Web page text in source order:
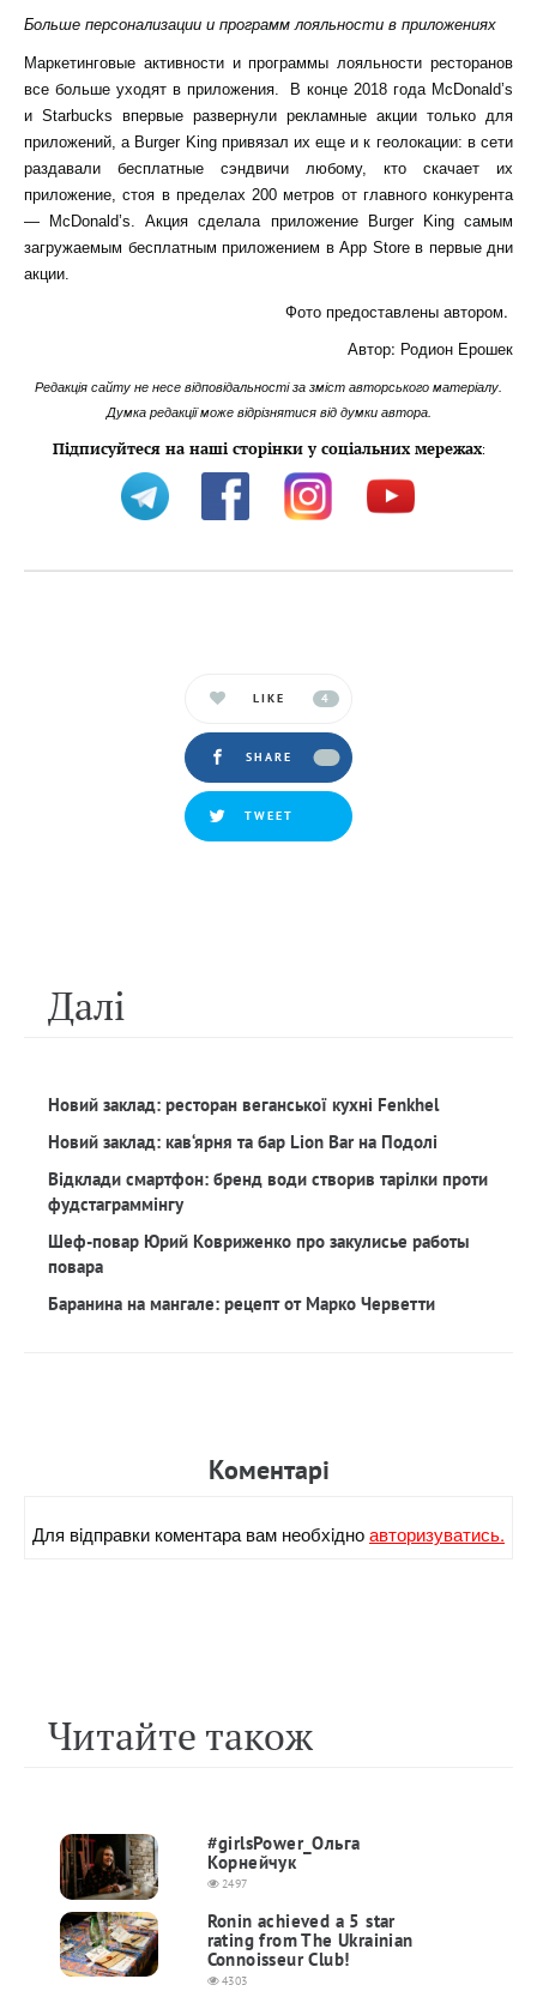
Больше персонализации и программ лояльности в приложениях
Маркетинговые активности и программы лояльности ресторанов
все больше уходят в приложения. В конце 2018 года McDonald’s
и Starbucks впервые развернули рекламные акции только для
приложений, а Burger King привязал их еще и к геолокации: в сети
раздавали бесплатные сэндвичи любому, кто скачает их
приложение, стоя в пределах 200 метров от главного конкурента
— McDonald’s. Акция сделала приложение Burger King самым
загружаемым бесплатным приложением в App Store в первые дни
акции.
Фото предоставлены автором.
Автор: Родион Ерошек
Редакція сайту не несе відповідальності за зміст авторського матеріалу.
Думка редакції може відрізнятися від думки автора.
Підписуйтеся на наші сторінки у соціальних мережах:
LIKE 4
SHARE
TWEET
Далi
Новий заклад: ресторан веганської кухні Fenkhel
Новий заклад: кав‘ярня та бар Lion Bar на Подолі
Відклади смартфон: бренд води створив тарілки проти
фудстаграммінгу
Шеф-повар Юрий Ковриженко про закулисье работы
повара
Баранина на мангале: рецепт от Марко Черветти
Коментарi
Для вiдправки коментара вам необхiдноавторизуватись.
Читайте також
#girlsPower_Ольга
Корнейчук
2497
Ronin achieved a 5 star
rating from The Ukrainian
Connoisseur Club!
4303